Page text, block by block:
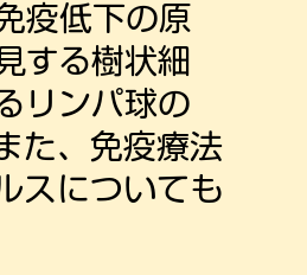
疫低下の原
する樹状細
リンパ球の
た、免疫療法
スについても